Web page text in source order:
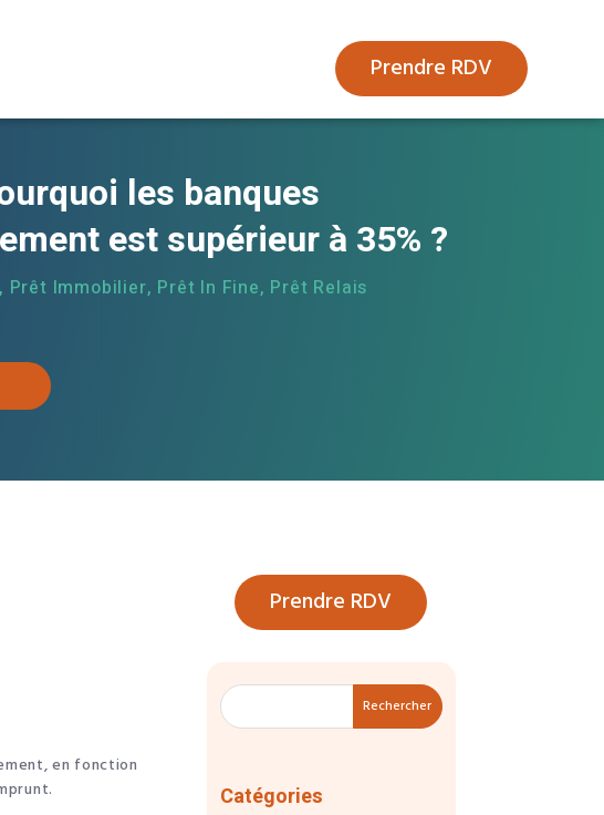
Prendre RDV
les banques
est supérieur à 35% ?
, Prêt Immobilier, Prêt In Fine, Prêt Relais
en fonction
Prendre RDV
Rechercher
Catégories